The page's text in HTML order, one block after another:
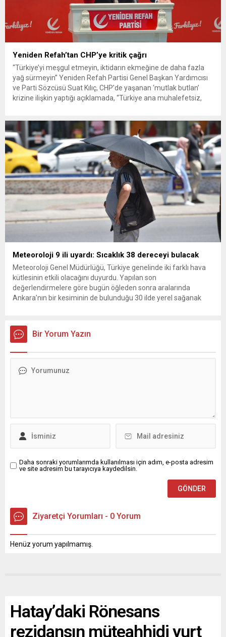
Yeniden Refah’tan CHP’ye kritik çağrı
“Türkiye’yi meşgul etmeyin, iktidarın ekmeğine de daha fazla
yağ sürmeyin” Yeniden Refah Partisi Genel Başkan Yardımcısı
ve Parti Sözcüsü Suat Kılıç, CHP’de yaşanan ‘mutlak butlan’
krizine ilişkin yaptığı açıklamada, “Türkiye ana muhalefetsiz,
olun. Türkiye’yi...
Meteoroloji 9 ili uyardı: Sıcaklık 38 dereceyi bulacak
Meteoroloji Genel Müdürlüğü, Türkiye genelinde iki farklı hava
kütlesinin etkili olacağını duyurdu. Yapılan son
değerlendirmelere göre bugün öğleden sonra aralarında
Ankara’nın bir kesiminin de bulunduğu 30 ilde yerel sağanak
üzerine çıkarak yaz değerlerine ulaşacak. Ayrıca...
Bir Yorum Yazın
Daha sonraki yorumlarımda kullanılması için adım, e-posta adresim
ve site adresim bu tarayıcıya kaydedilsin.
Ziyaretçi Yorumları - 0 Yorum
Henüz yorum yapılmamış.
Hatay’daki Rönesans
rezidansın müteahhidi yurt